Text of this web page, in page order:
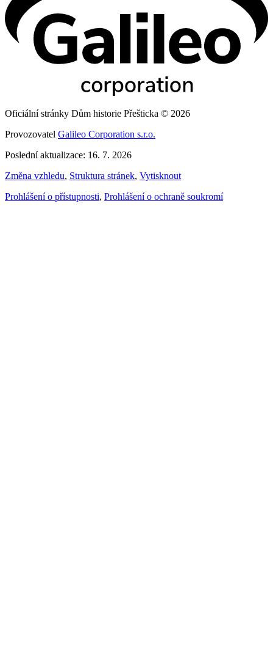
Oficiální stránky Dům historie Přešticka © 2026
Provozovatel Galileo Corporation s.r.o.
Poslední aktualizace: 16. 7. 2026
Změna vzhledu, Struktura stránek, Vytisknout
Prohlášení o přístupnosti, Prohlášení o ochraně soukromí